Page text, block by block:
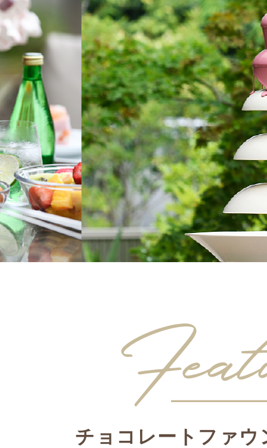
チョコレートファウ